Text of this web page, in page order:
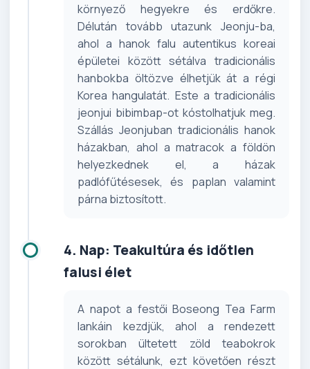
környező hegyekre és erdőkre.
Délután tovább utazunk Jeonju-ba,
ahol a hanok falu autentikus koreai
épületei között sétálva tradicionális
hanbokba öltözve élhetjük át a régi
Korea hangulatát. Este a tradicionális
jeonjui bibimbap-ot kóstolhatjuk meg.
Szállás Jeonjuban tradicionális hanok
házakban, ahol a matracok a földön
helyezkednek el, a házak
padlófűtésesek, és paplan valamint
párna biztosított.
4. Nap: Teakultúra és időtlen
falusi élet
A napot a festői Boseong Tea Farm
lankáin kezdjük, ahol a rendezett
sorokban ültetett zöld teabokrok
között sétálunk, ezt követően részt